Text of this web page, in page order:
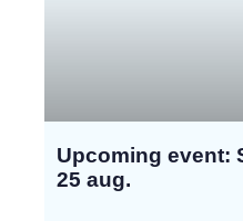
Upcoming event:
25 aug.